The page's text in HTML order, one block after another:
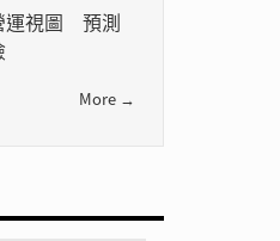
運視圖 預測
More →